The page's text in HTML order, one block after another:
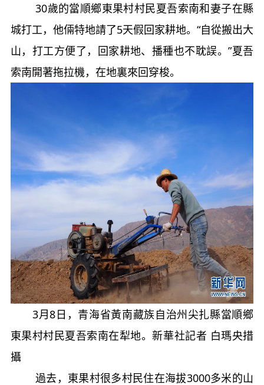
30歲的當順鄉東果村村民夏吾索南和妻子在縣
城打工，他倆特地請了5天假回家耕地。“自從搬出大
山，打工方便了，回家耕地、播種也不耽誤。”夏吾
索南開著拖拉機，在地裏來回穿梭。
3月8日，青海省黃南藏族自治州尖扎縣當順鄉
東果村村民夏吾索南在犁地。新華社記者 白瑪央措
攝
過去，東果村很多村民住在海拔3000多米的山